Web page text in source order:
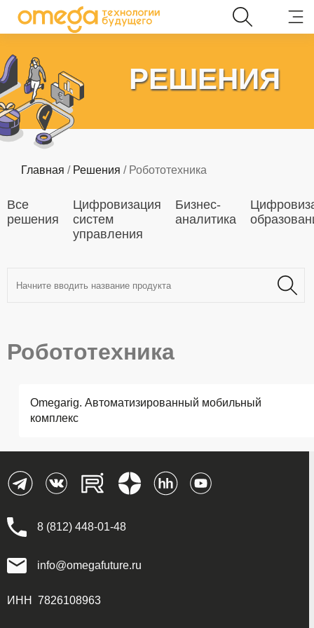
РЕШЕНИЯ
Главная / Решения / Робототехника
Все
решения
Цифровизация
систем
управления
Бизнес-
аналитика
Робототехника
Omegarig. Автоматизированный мобильный
комплекс
8 (812) 448-01-48
info@omegafuture.ru
ИНН 7826108963